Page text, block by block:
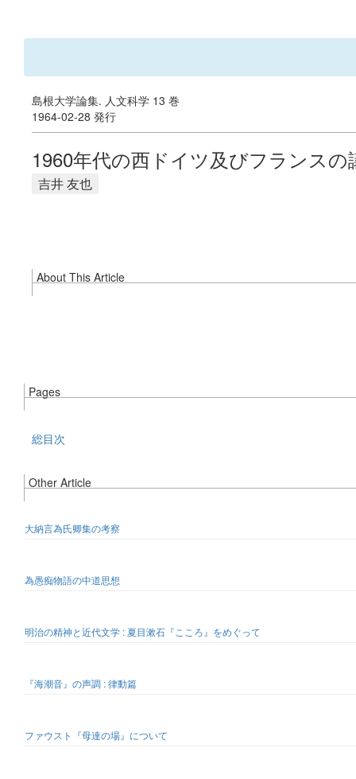
島根大学論集. 人文科学 13 巻
1964-02-28 発行
1960年代の西ドイツ及びフランス
吉井 友也
About This Article
Pages
総目次
Other Article
大納言為氏卿集の考察
為愚痴物語の中道思想
明治の精神と近代文学 : 夏目漱石『こころ』をめぐって
『海潮音』の声調 : 律動篇
ファウスト『母達の場』について